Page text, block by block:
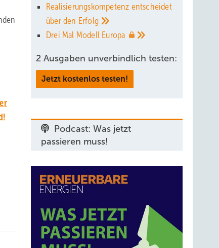
Realisierungskompetenz entscheidet
über den Erfolg
Drei Mal Modell Europa
2 Ausgaben unverbindlich testen:
Jetzt kostenlos testen!
Podcast: Was jetzt
passieren muss!